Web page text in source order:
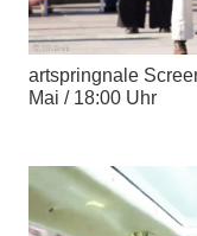
artspringnale
Mai / 18:00 Uhr